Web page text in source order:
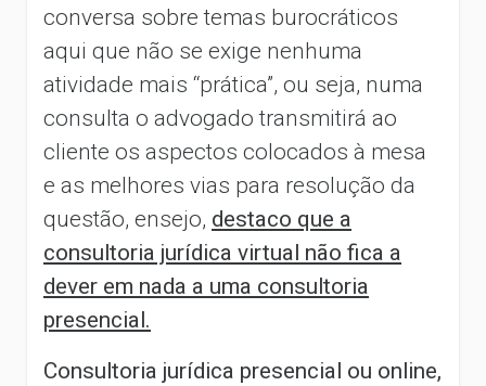
conversa sobre temas burocráticos
aqui que não se exige nenhuma
atividade mais “prática”, ou seja, numa
consulta o advogado transmitirá ao
cliente os aspectos colocados à mesa
e as melhores vias para resolução da
questão, ensejo, destaco que a
consultoria jurídica virtual não fica a
dever em nada a uma consultoria
presencial.
Consultoria jurídica presencial ou online,